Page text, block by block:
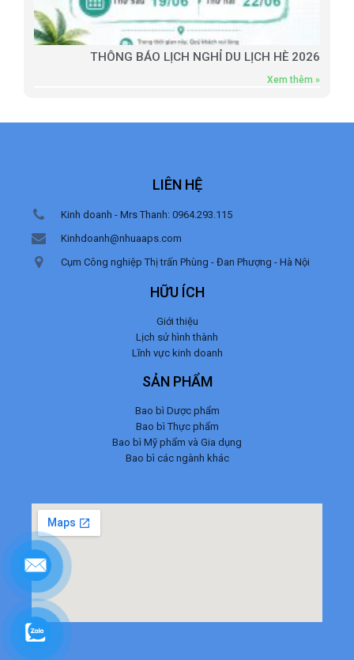
THÔNG BÁO LỊCH NGHỈ DU LỊCH HÈ 2026
Xem thêm »
LIÊN HỆ
Kinh doanh - Mrs Thanh: 0964.293.115
Kinhdoanh@nhuaaps.com
Cụm Công nghiệp Thị trấn Phùng - Đan Phượng - Hà Nội
HỮU ÍCH
Giới thiệu
Lịch sử hình thành
Lĩnh vực kinh doanh
SẢN PHẨM
Bao bì Dược phẩm
Bao bì Thực phẩm
Bao bì Mỹ phẩm và Gia dụng
Bao bì các ngành khác